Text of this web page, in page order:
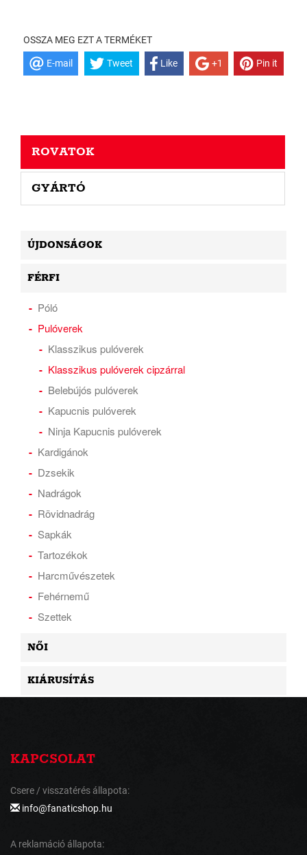
OSSZA MEG EZT A TERMÉKET
E-mail Tweet Like +1 Pin it
ROVATOK
GYÁRTÓ
ÚJDONSÁGOK
FÉRFI
Póló
Pulóverek
Klasszikus pulóverek
Klasszikus pulóverek cipzárral
Belebújós pulóverek
Kapucnis pulóverek
Ninja Kapucnis pulóverek
Kardigánok
Dzsekik
Nadrágok
Rövidnadrág
Sapkák
Tartozékok
Harcművészetek
Fehérnemű
Szettek
NŐI
KIÁRUSÍTÁS
KAPCSOLAT
Csere / visszatérés állapota:
info@fanaticshop.hu
A reklamáció állapota: